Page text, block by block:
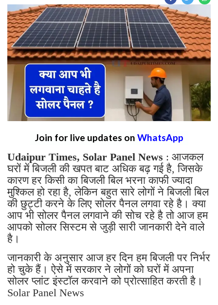
Join for live updates on WhatsApp
Udaipur Times, Solar Panel News : आजकल
घरों में बिजली की खपत बाट अधिक बढ़ गई है, जिसके
कारण हर किसी का बिजली बिल भरना काफी ज्यादा
मुश्किल हो रहा है, लेकिन बहुत सारे लोगों ने बिजली बिल
की छुट्टी करने के लिए सोलर पैनल लगवा रहे है। क्या
आप भी सोलर पैनल लगवाने की सोच रहे है तो आज हम
आपको सोलर सिस्टम से जुड़ी सारी जानकारी देने वाले
है।
जानकारी के अनुसार आज हर दिन हम बिजली पर निर्भर
हो चुके हैं। ऐसे में सरकार ने लोगों को घरों में अपना
सोलर प्लांट इंस्टॉल करवाने को प्रोत्साहित करती है।
Solar Panel News